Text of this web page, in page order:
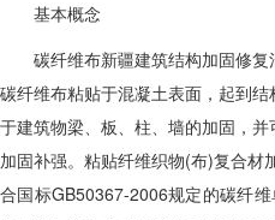
基本概念
碳纤维布新疆建筑结构加固修
碳纤维布粘贴于混凝土表面，起到
于建筑物梁、板、柱、墙的加固，
加固补强。粘贴纤维织物(布)复合材
合国标GB50367-2006规定的碳纤